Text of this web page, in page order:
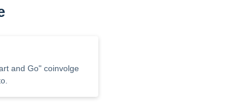
and Go" coinvolge